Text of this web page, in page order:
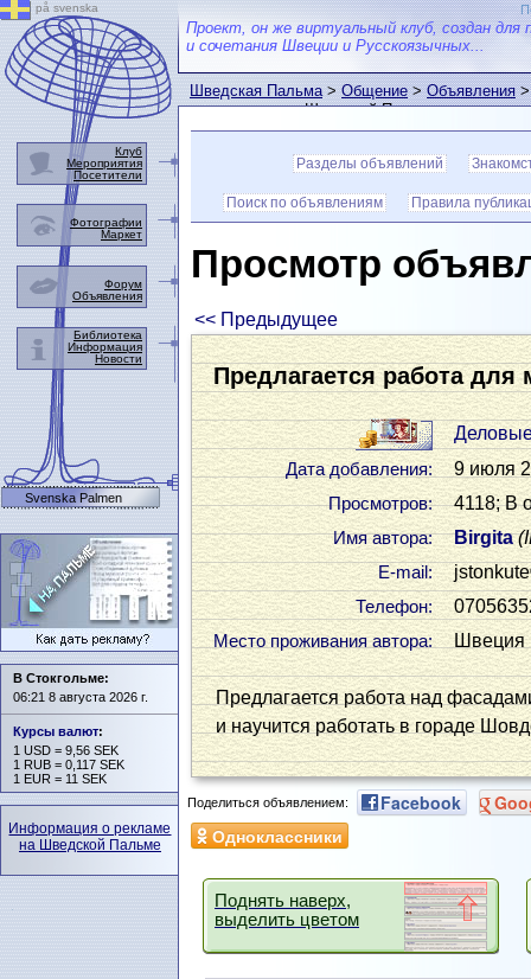
Проект, он же виртуальный клуб, создан для
и сочетания Швеции и Русскоязычных...
Шведская Пальма>Общение>Объявления>
пользователем Шведской Пальмы
Разделы объявлений
Поиск по объявлениям Правила
Просмотр
<< Предыдущее
Предлагается работа для
Дата добавления: 9 июля
Просмотров: 4118; В
Имя автора: Birgita
Е-mail: jstonkute
Телефон:
Место проживания автора: Швеция
Предлагается работа над
и научится работать в гораде
Поделиться объявлением: Facebook
Одноклассники
Поднять наверх,
выделить цветом
på svenska
Клуб
Мероприятия
Посетители
Фотографии
Маркет
Форум
Объявления
Библиотека
Информация
Новости
Svenska Palmen
В Стокгольме:
06:21 8 августа 2026 г.
Курсы валют:
1 USD = 9,56 SEK
1 RUB = 0,117 SEK
1 EUR = 11 SEK
Информация о рекламе
на Шведской Пальме